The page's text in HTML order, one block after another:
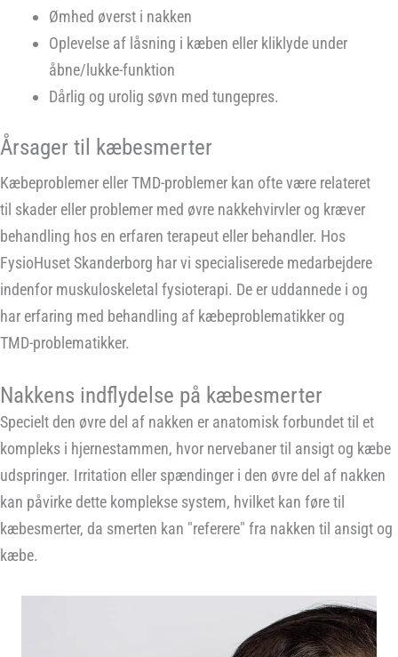
Ømhed øverst i nakken
Oplevelse af låsning i kæben eller kliklyde under
åbne/lukke-funktion
Dårlig og urolig søvn med tungepres.
Årsager til kæbesmerter
Kæbeproblemer eller TMD-problemer kan ofte være relateret
til skader eller problemer med øvre nakkehvirvler og kræver
behandling hos en erfaren terapeut eller behandler. Hos
FysioHuset Skanderborg har vi specialiserede medarbejdere
indenfor muskuloskeletal fysioterapi. De er uddannede i og
har erfaring med behandling af kæbeproblematikker og
TMD-problematikker.
Nakkens indflydelse på kæbesmerter
Specielt den øvre del af nakken er anatomisk forbundet til et
kompleks i hjernestammen, hvor nervebaner til ansigt og kæbe
udspringer. Irritation eller spændinger i den øvre del af nakken
kan påvirke dette komplekse system, hvilket kan føre til
kæbesmerter, da smerten kan "referere" fra nakken til ansigt og
kæbe.